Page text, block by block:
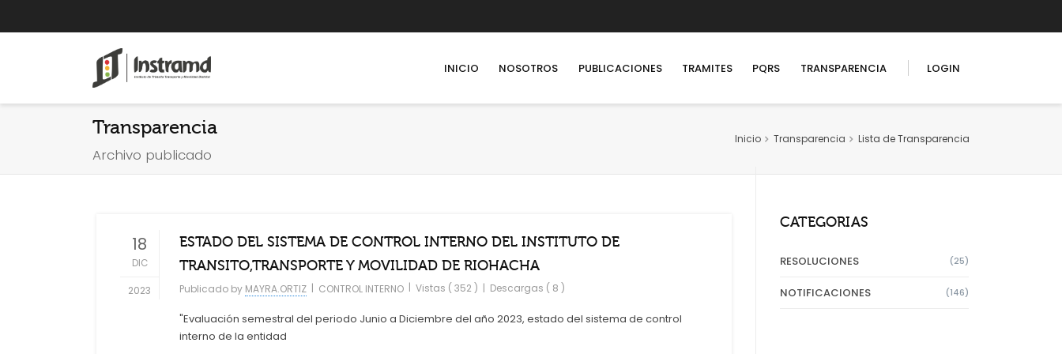
INICIO NOSOTROS PUBLICACIONES TRAMITES PQRS TRANSPARENCIA LOGIN
USUARIOS REGISTRADOS
Transparencia
Archivo publicado
Inicio Transparencia Lista de Transparencia
18
DIC
2023
ESTADO DEL SISTEMA DE CONTROL INTERNO DEL INSTITUTO DE
TRANSITO,TRANSPORTE Y MOVILIDAD DE RIOHACHA
Publicado by MAYRA.ORTIZ | CONTROL INTERNO | Vistas ( 352 ) | Descargas ( 8 )
"Evaluación semestral del periodo Junio a Diciembre del año 2023, estado del sistema de control
interno de la entidad
CATEGORIAS
(25)
RESOLUCIONES
(146)
NOTIFICACIONES